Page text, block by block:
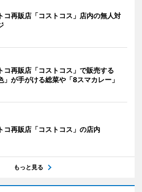
コ再販店「コストコス」店内の無人対
コ再販店「コストコス」で販売する
」が手がける総菜や「8スマカレー」
コ再販店「コストコス」の店内
もっと見る